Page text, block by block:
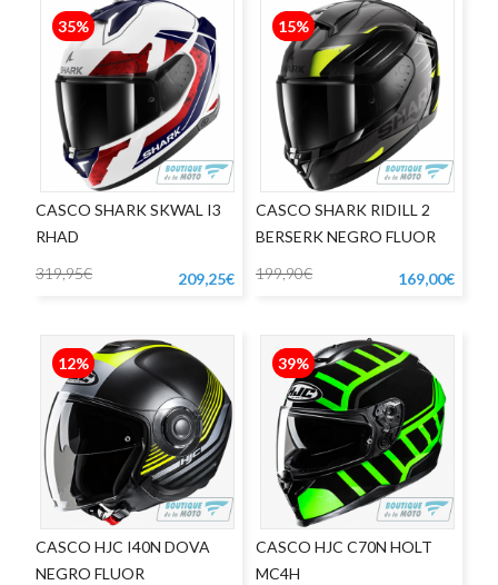
35%
CASCO SHARK SKWAL I3
RHAD
319,95€
209,25€
15%
CASCO SHARK RIDILL 2
BERSERK NEGRO FLUOR
199,90€
169,00€
12%
CASCO HJC I40N DOVA
NEGRO FLUOR
39%
CASCO HJC C70N HOLT
MC4H